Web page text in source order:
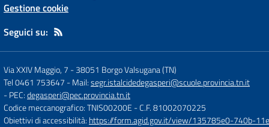
Gestione cookie
Seguici su:
Via XXIV Maggio, 7 -38051 Borgo Valsugana (TN)
Tel 0461 753647 - Mail:segr.istalcidedegasperi@scuole.provincia.tn.it
- PEC:degasperi@pec.provincia.tn.it
Codice meccanografico: TNIS00200E - C.F. 81002070225
Obiettivi di accessibilità: https://form.agid.gov.it/view/135785e0-740b-